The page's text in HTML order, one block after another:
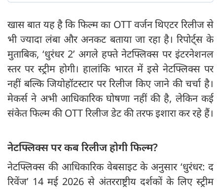
खास बात यह है कि फिल्म का OTT वर्जन थिएटर रिलीज से
भी ज्यादा लंबा और अनकट बताया जा रहा है। रिपोर्ट्स के
मुताबिक, ‘धुरंधर 2’ अगले हफ्ते नेटफ्लिक्स पर इंटरनेशनल
स्तर पर स्ट्रीम होगी। हालांकि भारत में इसे नेटफ्लिक्स पर
नहीं बल्कि जियोहॉटस्टार पर रिलीज किए जाने की चर्चा है।
मेकर्स ने अभी आधिकारिक घोषणा नहीं की है, लेकिन कई
संकेत फिल्म की OTT रिलीज डेट की तरफ इशारा कर रहे हैं।
नेटफ्लिक्स पर कब रिलीज होगी फिल्म?
नेटफ्लिक्स की आधिकारिक वेबसाइट के अनुसार ‘धुरंधर: द
रिवेंज’ 14 मई 2026 से अंतरराष्ट्रीय दर्शकों के लिए स्ट्रीम